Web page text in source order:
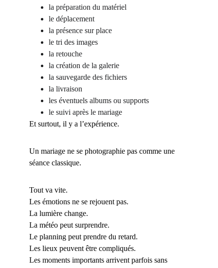
la préparation du matériel
le déplacement
la présence sur place
le tri des images
la retouche
la création de la galerie
la sauvegarde des fichiers
la livraison
les éventuels albums ou supports
le suivi après le mariage
Et surtout, il y a l’expérience.
Un mariage ne se photographie pas comme une
séance classique.
Tout va vite.
Les émotions ne se rejouent pas.
La lumière change.
La météo peut surprendre.
Le planning peut prendre du retard.
Les lieux peuvent être compliqués.
Les moments importants arrivent parfois sans